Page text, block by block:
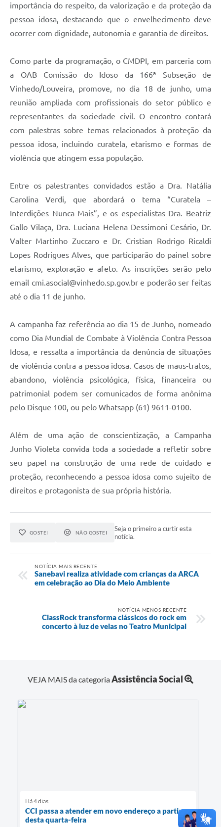
Contas Públicas
Legislação
Serviços Online
importância do respeito, da valorização e da proteção da
pessoa idosa, destacando que o envelhecimento deve
ocorrer com dignidade, autonomia e garantia de direitos.
Como parte da programação, o CMDPI, em parceria com
a OAB Comissão do Idoso da 166ª Subseção de
Vinhedo/Louveira, promove, no dia 18 de junho, uma
reunião ampliada com profissionais do setor público e
representantes da sociedade civil. O encontro contará
com palestras sobre temas relacionados à proteção da
pessoa idosa, incluindo curatela, etarismo e formas de
violência que atingem essa população.
Entre os palestrantes convidados estão a Dra. Natália
Carolina Verdi, que abordará o tema “Curatela –
Interdições Nunca Mais”, e os especialistas Dra. Beatriz
Gallo Vilaça, Dra. Luciana Helena Dessimoni Cesário, Dr.
Valter Martinho Zuccaro e Dr. Cristian Rodrigo Ricaldi
Lopes Rodrigues Alves, que participarão do painel sobre
etarismo, exploração e afeto. As inscrições serão pelo
email cmi.asocial@vinhedo.sp.gov.br e poderão ser feitas
até o dia 11 de junho.
A campanha faz referência ao dia 15 de Junho, nomeado
como Dia Mundial de Combate à Violência Contra Pessoa
Idosa, e ressalta a importância da denúncia de situações
de violência contra a pessoa idosa. Casos de maus-tratos,
abandono, violência psicológica, física, financeira ou
patrimonial podem ser comunicados de forma anônima
pelo Disque 100, ou pelo Whatsapp (61) 9611-0100.
Além de uma ação de conscientização, a Campanha
Junho Violeta convida toda a sociedade a refletir sobre
seu papel na construção de uma rede de cuidado e
proteção, reconhecendo a pessoa idosa como sujeito de
direitos e protagonista de sua própria história.
GOSTEI NÃO GOSTEI
Seja o primeiro a curtir esta
notícia.
NOTÍCIA MAIS RECENTE
Sanebavi realiza atividade com crianças da ARCA
em celebração ao Dia do Meio Ambiente
NOTÍCIA MENOS RECENTE
ClassRock transforma clássicos do rock em
concerto à luz de velas no Teatro Municipal
VEJA MAIS da categoriaAssistência Social
Há 4 dias
CCI passa a atender em novo endereço a partir
desta quarta-feira